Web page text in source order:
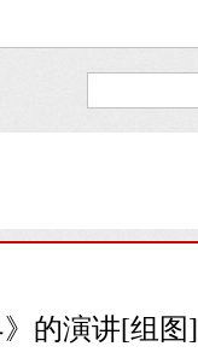
的演讲[组图]